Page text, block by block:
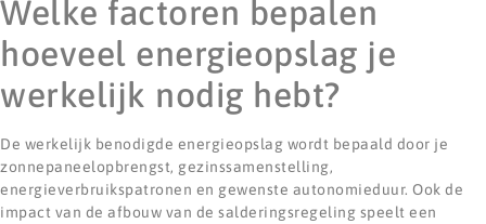
Welke factoren bepalen
hoeveel energieopslag je
werkelijk nodig hebt?
De werkelijk benodigde energieopslag wordt bepaald door je
zonnepaneelopbrengst, gezinssamenstelling,
energieverbruikspatronen en gewenste autonomieduur. Ook de
impact van de afbouw van de salderingsregeling speelt een